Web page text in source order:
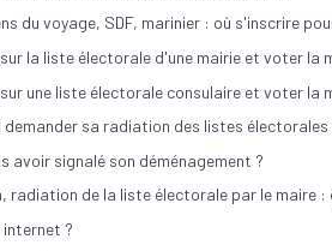
du voyage, SDF, marinier : où s'inscrire
la liste électorale d'une mairie et voter la
une liste électorale consulaire et voter la
demander sa radiation des listes électorales
avoir signalé son déménagement ?
radiation de la liste électorale par le maire :
?